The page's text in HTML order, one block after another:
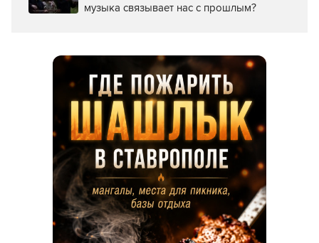
музыка связывает нас с прошлым?